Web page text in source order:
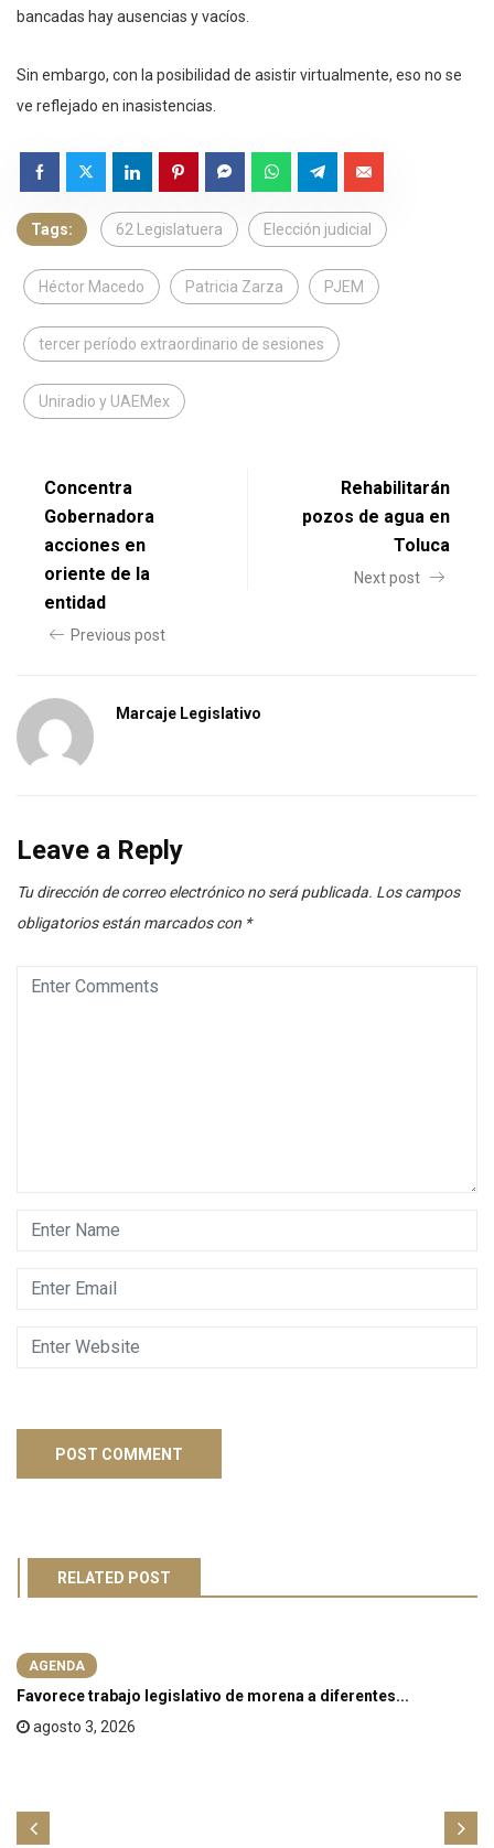
bancadas hay ausencias y vacíos.
Sin embargo, con la posibilidad de asistir virtualmente, eso no se
ve reflejado en inasistencias.
Tags: 62 Legislatuera Elección judicial
Héctor Macedo Patricia Zarza PJEM
tercer período extraordinario de sesiones
Uniradio y UAEMex
Concentra
Gobernadora
acciones en
oriente de la
entidad
Previous post
Rehabilitarán
pozos de agua en
Toluca
Next post
Marcaje Legislativo
Leave a Reply
Tu dirección de correo electrónico no será publicada. Los campos
obligatorios están marcados con *
RELATED POST
AGENDA
Favorece trabajo legislativo de morena a diferentes...
agosto 3, 2026